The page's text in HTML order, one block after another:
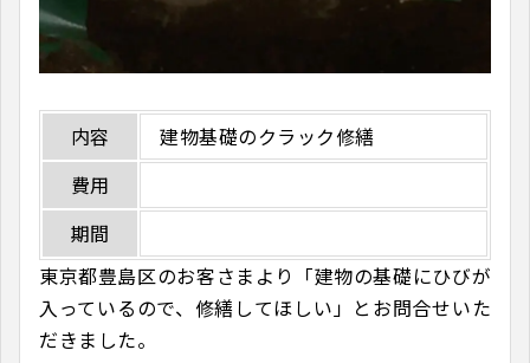
内容
建物基礎のクラック修繕
費用
期間
東京都豊島区のお客さまより「建物の基礎にひびが
入っているので、修繕してほしい」とお問合せいた
だきました。